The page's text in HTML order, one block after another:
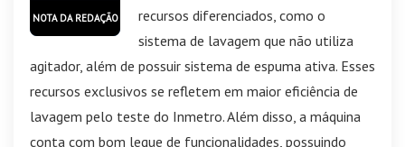
NOTA DA REDAÇÃO
recursos diferenciados, como o
sistema de lavagem que não utiliza
agitador, além de possuir sistema de espuma ativa. Esses
recursos exclusivos se refletem em maior eficiência de
lavagem pelo teste do Inmetro. Além disso, a máquina
conta com bom leque de funcionalidades, possuindo